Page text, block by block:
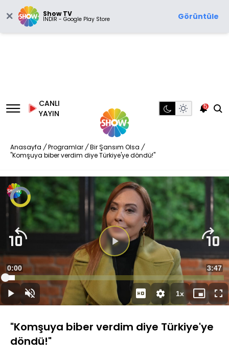
Show TV
İNDİR - Google Play Store Görüntüle
CANLI
YAYIN
5
Anasayfa / Programlar / Bir Şansım Olsa /
"Komşuya biber verdim diye Türkiye'ye döndü!"
DuraklatSesi
Aç
Süre
0:00
Süre
3:47
Yüklendi:
4.48%
1xOynatma
Hızı
Mini
oynatıcı
"Komşuya biber verdim diye Türkiye'ye
döndü!"